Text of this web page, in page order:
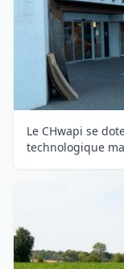
Le CHwapi se
technologique